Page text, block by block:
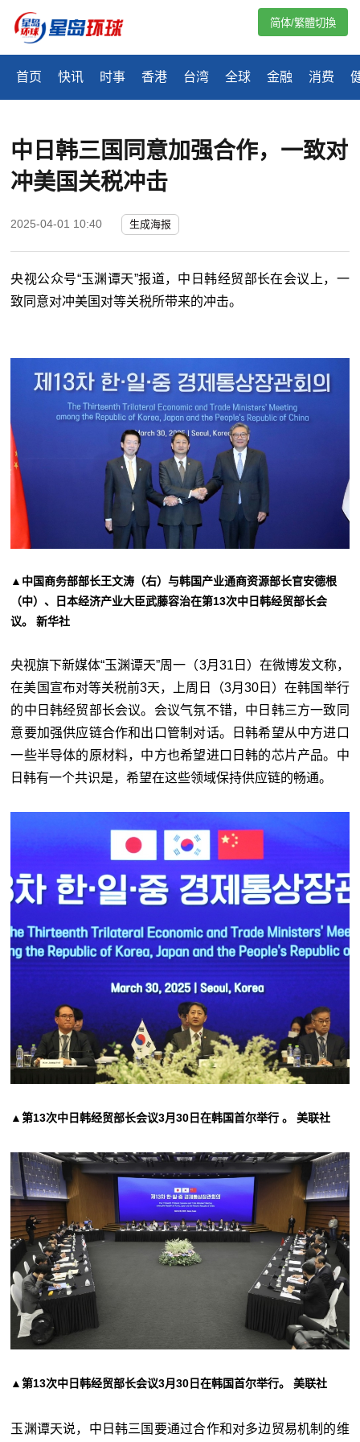
首页 快讯 时事 香港 台湾 全球 金融 消费
简体/繁體切換
中日韩三国同意加强合作，一致对
冲美国关税冲击
2025-04-01 10:40 生成海报
央视公众号“玉渊谭天”报道，中日韩经贸部长在会议上，一
致同意对冲美国对等关税所带来的冲击。
▲中国商务部部长王文涛（右）与韩国产业通商资源部长官安德根
（中）、日本经济产业大臣武藤容治在第13次中日韩经贸部长会
议。 新华社
央视旗下新媒体“玉渊谭天”周一（3月31日）在微博发文称，
在美国宣布对等关税前3天，上周日（3月30日）在韩国举行
的中日韩经贸部长会议。会议气氛不错，中日韩三方一致同
意要加强供应链合作和出口管制对话。日韩希望从中方进口
一些半导体的原材料，中方也希望进口日韩的芯片产品。中
日韩有一个共识是，希望在这些领域保持供应链的畅通。
▲第13次中日韩经贸部长会议3月30日在韩国首尔举行 。 美联社
▲第13次中日韩经贸部长会议3月30日在韩国首尔举行。 美联社
玉渊谭天说，中日韩三国要通过合作和对多边贸易机制的维